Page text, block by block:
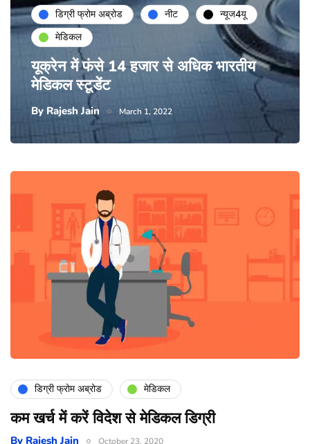
डिग्री फ्रोम अब्रोड नीट
न्यूज4यू
मेडिकल
यूक्रेन में फंसे 14 हजार से अधिक भारतीय
मेडिकल स्टूडेंट
By Rajesh Jain March 1, 2022
डिग्री फ्रोम अब्रोड मेडिकल
कम खर्च में करें विदेश से मेडिकल डिग्री
By Rajesh Jain October 23, 2020